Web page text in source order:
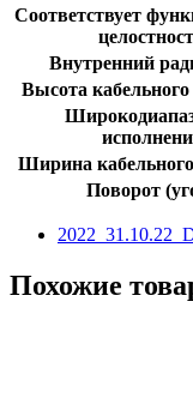
Соответствует
Внутренний
Высота
Ширина
Поворот
Похожие